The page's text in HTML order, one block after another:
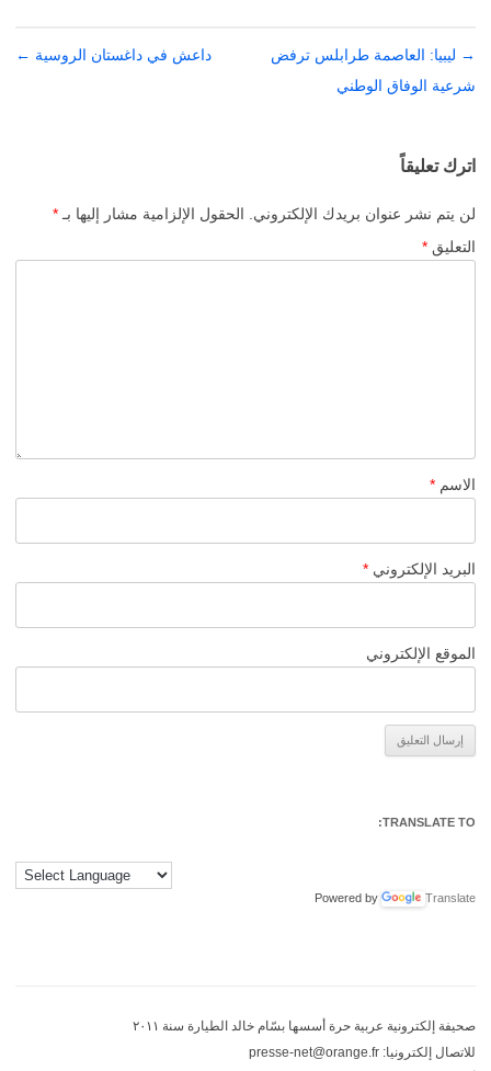
تصفّح
المقالات
→ ليبيا: العاصمة طرابلس ترفض
شرعية الوفاق الوطني
داعش في داغستان الروسية ←
اترك تعليقاً
لن يتم نشر عنوان بريدك الإلكتروني. الحقول الإلزامية مشار إليها بـ *
التعليق *
الاسم *
البريد الإلكتروني *
الموقع الإلكتروني
TRANSLATE TO:
Powered by Translate
صحيفة إلكترونية عربية حرة أسسها بسّام خالد الطيارة سنة ٢٠١١
للاتصال إلكترونيا: presse-net@orange.fr